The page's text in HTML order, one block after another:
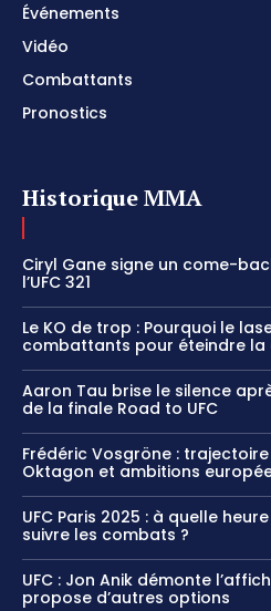
Événements
Vidéo
Combattants
Pronostics
Historique MMA
Ciryl Gane signe un come-
l’UFC 321
Le KO de trop : Pourquoi le
combattants pour éteindre
Aaron Tau brise le silence
de la finale Road to UFC
Frédéric Vosgröne :
Oktagon et ambitions
UFC Paris 2025 : à quelle
suivre les combats ?
UFC : Jon Anik démonte
propose d’autres options